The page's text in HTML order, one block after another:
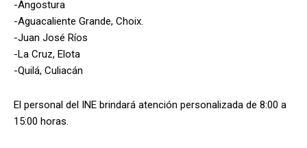
-Angostura
-Aguacaliente Grande, Choix.
-Juan José Ríos
-La Cruz, Elota
-Quilá, Culiacán
El personal del INE brindará atención personalizada de 8:00 a
15:00 horas.